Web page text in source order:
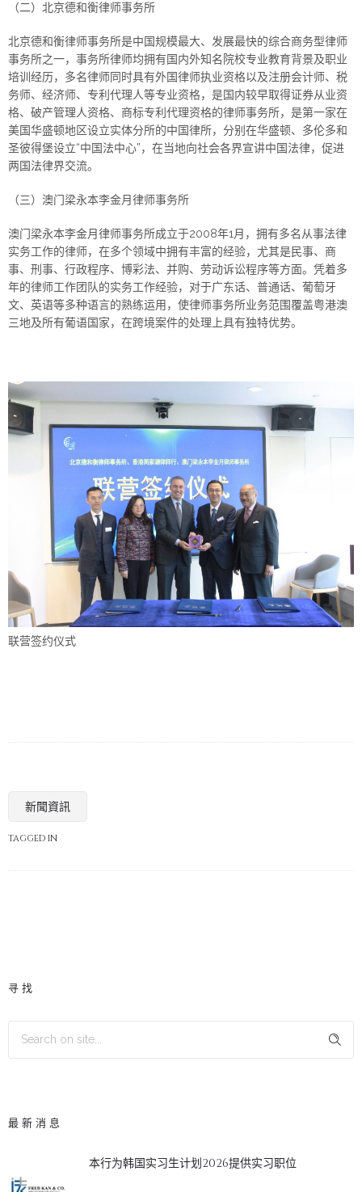
（二）北京德和衡律师事务所
北京德和衡律师事务所是中国规模最大、发展最快的综合商务型律师
事务所之一，事务所律师均拥有国内外知名院校专业教育背景及职业
培训经历，多名律师同时具有外国律师执业资格以及注册会计师、税
务师、经济师、专利代理人等专业资格，是国内较早取得证券从业资
格、破产管理人资格、商标专利代理资格的律师事务所，是第一家在
美国华盛顿地区设立实体分所的中国律所，分别在华盛顿、多伦多和
圣彼得堡设立“中国法中心”，在当地向社会各界宣讲中国法律，促进
两国法律界交流。
（三）澳门梁永本李金月律师事务所
澳门梁永本李金月律师事务所成立于2008年1月，拥有多名从事法律
实务工作的律师，在多个领域中拥有丰富的经验，尤其是民事、商
事、刑事、行政程序、博彩法、并购、劳动诉讼程序等方面。凭着多
年的律师工作团队的实务工作经验，对于广东话、普通话、葡萄牙
文、英语等多种语言的熟练运用，使律师事务所业务范围覆盖粤港澳
三地及所有葡语国家，在跨境案件的处理上具有独特优势。
联营签约仪式
新聞資訊
TAGGED IN
寻找
最新消息
本行为韩国实习生计划2026提供实习职位